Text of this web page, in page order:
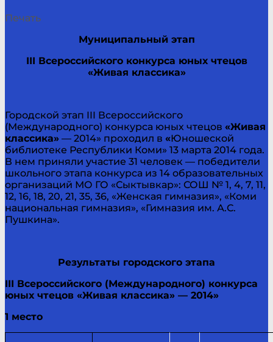
Печать
Муниципальный этап
III Всероссийского конкурса юных чтецов
«Живая классика»
Городской этап III Всероссийского
(Международного) конкурса юных чтецов «Живая
классика» — 2014» проходил в «Юношеской
библиотеке Республики Коми» 13 марта 2014 года.
В нем приняли участие 31 человек — победители
школьного этапа конкурса из 14 образовательных
организаций МО ГО «Сыктывкар»: СОШ № 1, 4, 7, 11,
12, 16, 18, 20, 21, 35, 36, «Женская гимназия», «Коми
национальная гимназия», «Гимназия им. А.С.
Пушкина».
Результаты городского этапа
III Всероссийского (Международного) конкурса
юных чтецов «Живая классика» — 2014»
1 место